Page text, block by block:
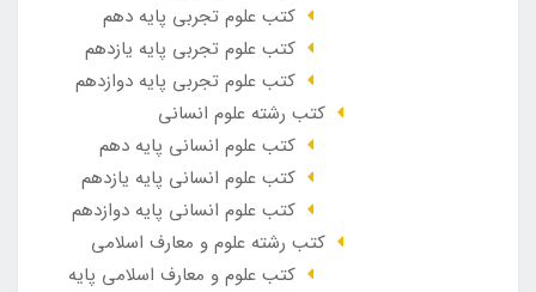
کتب علوم تجربی پایه دهم
کتب علوم تجربی پایه یازدهم
کتب علوم تجربی پایه دوازدهم
کتب رشته علوم انسانی
کتب علوم انسانی پایه دهم
کتب علوم انسانی پایه یازدهم
کتب علوم انسانی پایه دوازدهم
کتب رشته علوم و معارف اسلامی
کتب علوم و معارف اسلامی پایه